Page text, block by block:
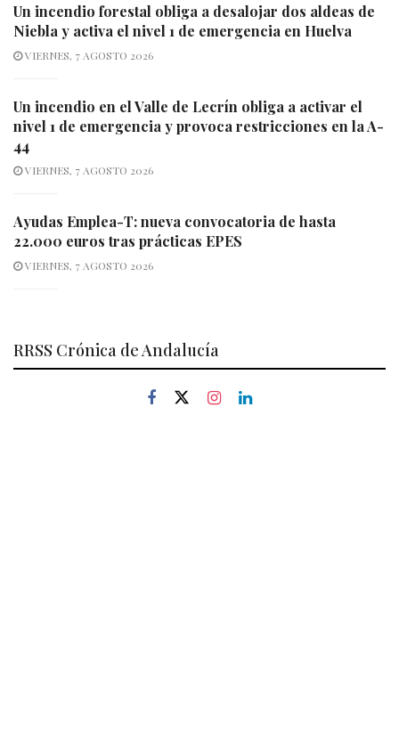
Un incendio forestal obliga a desalojar dos aldeas de
Niebla y activa el nivel 1 de emergencia en Huelva
VIERNES, 7 AGOSTO 2026
Un incendio en el Valle de Lecrín obliga a activar el
nivel 1 de emergencia y provoca restricciones en la A-
44
VIERNES, 7 AGOSTO 2026
Ayudas Emplea-T: nueva convocatoria de hasta
22.000 euros tras prácticas EPES
VIERNES, 7 AGOSTO 2026
RRSS Crónica de Andalucía